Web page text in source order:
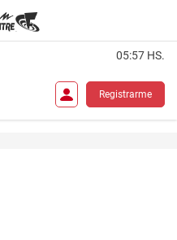
05:57 HS.
Registrarme